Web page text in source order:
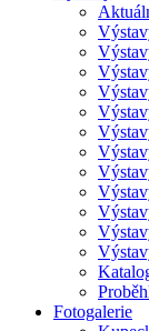
Fotogalerie